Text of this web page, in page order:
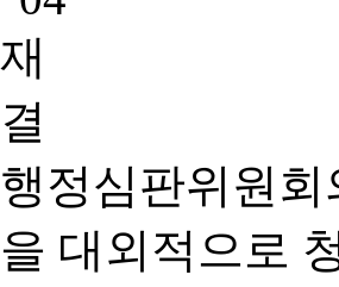
행정심판위원
을 대외적으로